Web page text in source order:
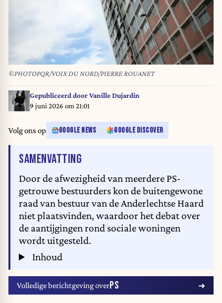
©PHOTOPQR/VOIX DU NORD/PIERRE ROUANET
Gepubliceerd doorVanille Dujardin
9 juni 2026 om 21:01
Volg ons op GOOGLE NEWS GOOGLE DISCOVER
SAMENVATTING
Door de afwezigheid van meerdere PS-
getrouwe bestuurders kon de buitengewone
raad van bestuur van de Anderlechtse Haard
niet plaatsvinden, waardoor het debat over
de aantijgingen rond sociale woningen
wordt uitgesteld.
Inhoud
Volledige berichtgeving overPS